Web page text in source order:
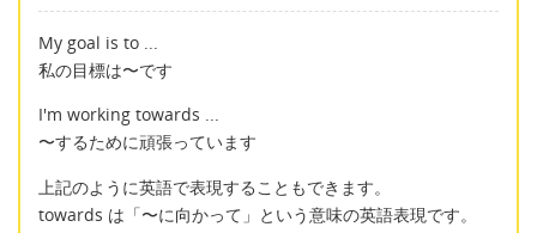
My goal is to ...
私の目標は〜です
I'm working towards ...
〜するために頑張っています
上記のように英語で表現することもできます。
towards は「〜に向かって」という意味の英語表現です。